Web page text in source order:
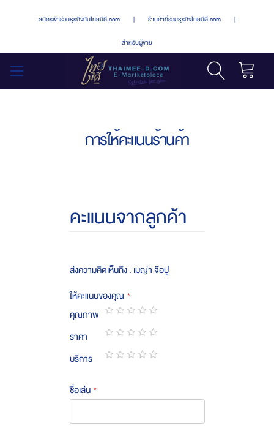
สมัครเข้าร่วมธุรกิจกับไทยมีดี.com | ร้านค้าที่ร่วมธุรกิจไทยมีดี.com |
สำหรับผู้ขาย
การให้คะแนนร้านค้า
คะแนนจากลูกค้า
ส่งความคิดเห็นถึง : เมญ่า จ๊อปู
ให้คะแนนของคุณ
คุณภาพ
1
star
2
stars
3
stars
4
stars
5
stars
ราคา
1
star
2
stars
3
stars
4
stars
5
stars
บริการ
ชื่อเล่น